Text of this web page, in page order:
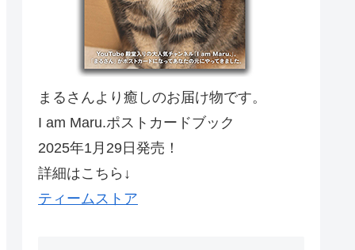
まるさんより癒しのお届け物です。
I am Maru.ポストカードブック
2025年1月29日発売！
詳細はこちら↓
ティームストア